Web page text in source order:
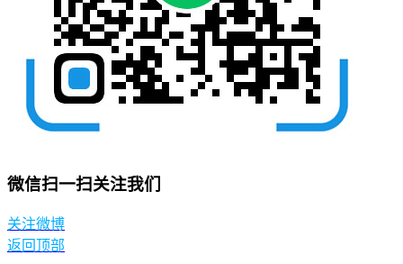
微信扫一扫关注我们
关注微博
返回顶部